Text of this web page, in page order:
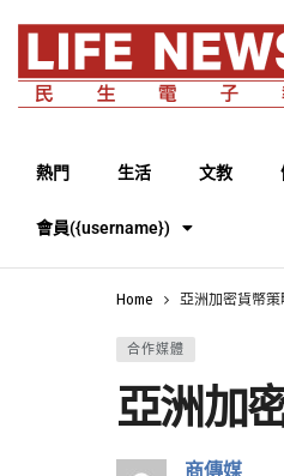
熱門 生活 文教
會員({username})
Home 亞洲加密貨幣
合作媒體
亞洲加
商傳媒